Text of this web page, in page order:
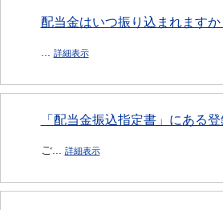
配当金はいつ振り込まれますか
... 詳細表示
「配当金振込指定書」にある
ご... 詳細表示